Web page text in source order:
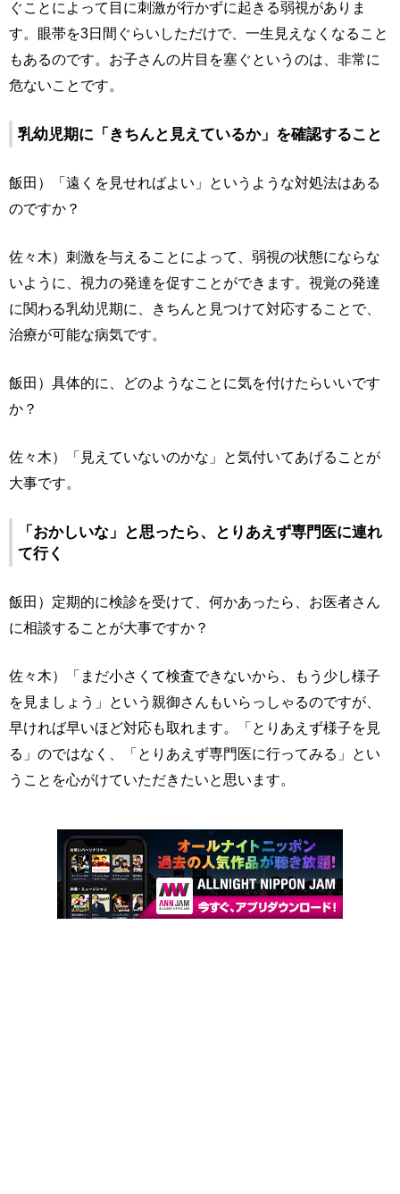
ぐことによって目に刺激が行かずに起きる弱視がありま
す。眼帯を3日間ぐらいしただけで、一生見えなくなること
もあるのです。お子さんの片目を塞ぐというのは、非常に
危ないことです。
乳幼児期に「きちんと見えているか」を確認すること
飯田）「遠くを見せればよい」というような対処法はある
のですか？
佐々木）刺激を与えることによって、弱視の状態にならな
いように、視力の発達を促すことができます。視覚の発達
に関わる乳幼児期に、きちんと見つけて対応することで、
治療が可能な病気です。
飯田）具体的に、どのようなことに気を付けたらいいです
か？
佐々木）「見えていないのかな」と気付いてあげることが
大事です。
「おかしいな」と思ったら、とりあえず専門医に連れ
て行く
飯田）定期的に検診を受けて、何かあったら、お医者さん
に相談することが大事ですか？
佐々木）「まだ小さくて検査できないから、もう少し様子
を見ましょう」という親御さんもいらっしゃるのですが、
早ければ早いほど対応も取れます。「とりあえず様子を見
る」のではなく、「とりあえず専門医に行ってみる」とい
うことを心がけていただきたいと思います。